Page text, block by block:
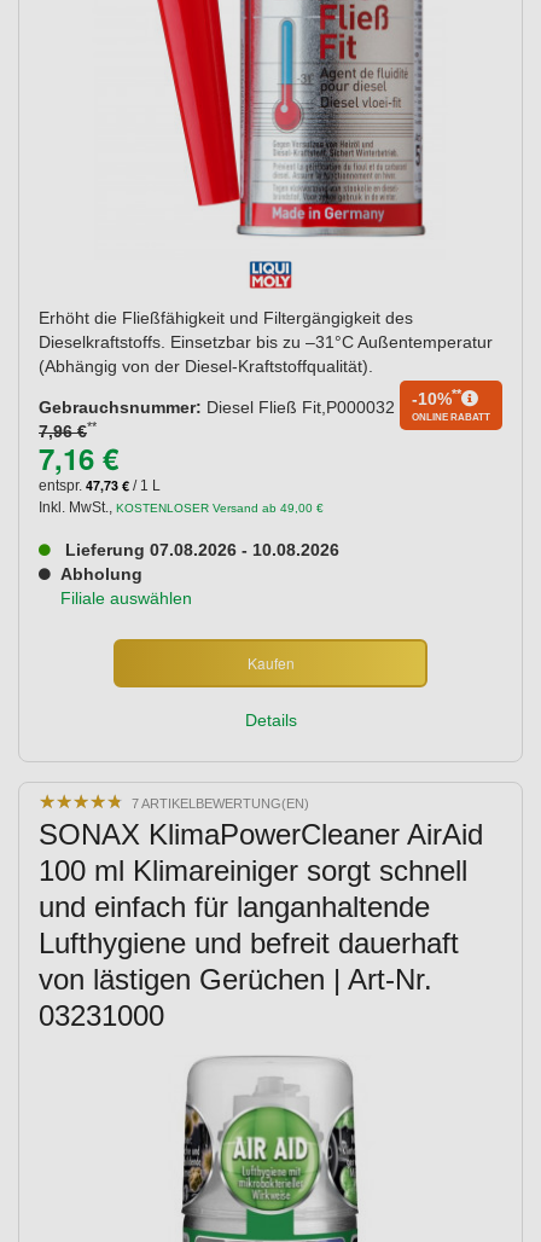
Erhöht die Fließfähigkeit und Filtergängigkeit des
Dieselkraftstoffs. Einsetzbar bis zu –31°C Außentemperatur
(Abhängig von der Diesel-Kraftstoffqualität).
Gebrauchsnummer: Diesel Fließ Fit,P000032
7,96 €**
-10%**
ONLINE RABATT
7,16 €
entspr. 47,73 € / 1 L
Inkl. MwSt., KOSTENLOSER Versand ab 49,00 €
Lieferung 07.08.2026 - 10.08.2026
Abholung
Filiale auswählen
Kaufen
Details
★★★★★
★★★★★ 7 ARTIKELBEWERTUNG(EN)
SONAX KlimaPowerCleaner AirAid
100 ml Klimareiniger sorgt schnell
und einfach für langanhaltende
Lufthygiene und befreit dauerhaft
von lästigen Gerüchen | Art-Nr.
03231000